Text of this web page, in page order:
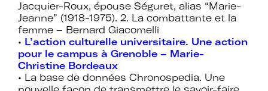
Jacquier-Roux, épouse Séguret, alias “Marie-
Jeanne” (1918-1975). 2. La combattante et la
femme – Bernard Giacomelli
• L’action culturelle universitaire. Une action
pour le campus à Grenoble – Marie-
Christine Bordeaux
• La base de données Chronospedia. Une